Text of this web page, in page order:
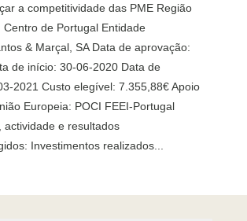
a competitividade das PME Região
de Portugal Entidade
& Marçal, SA Data de aprovação:
de início: 30-06-2020 Data de
2021 Custo elegível: 7.355,88€ Apoio
Europeia: POCI FEEI-Portugal
actividade e resultados
Investimentos realizados...